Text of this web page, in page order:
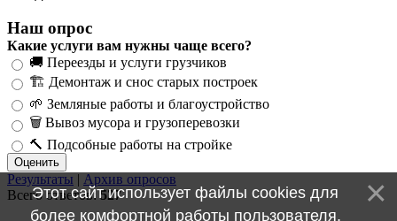
Наш опрос
Какие услуги вам нужны чаще всего?
🚚 Переезды и услуги грузчиков
🏗️ Демонтаж и снос старых построек
🌱 Земляные работы и благоустройство
🗑️ Вывоз мусора и грузоперевозки
🔨 Подсобные работы на стройке
Результаты | Архив опросов
Всего ответов:527
Этот сайт использует файлы cookies для
более комфортной работы пользователя.